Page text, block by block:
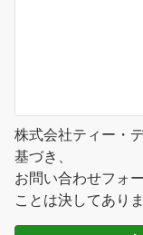
株式会社ティー・
基づき、
お問い合わせフォ
ことは決してあり